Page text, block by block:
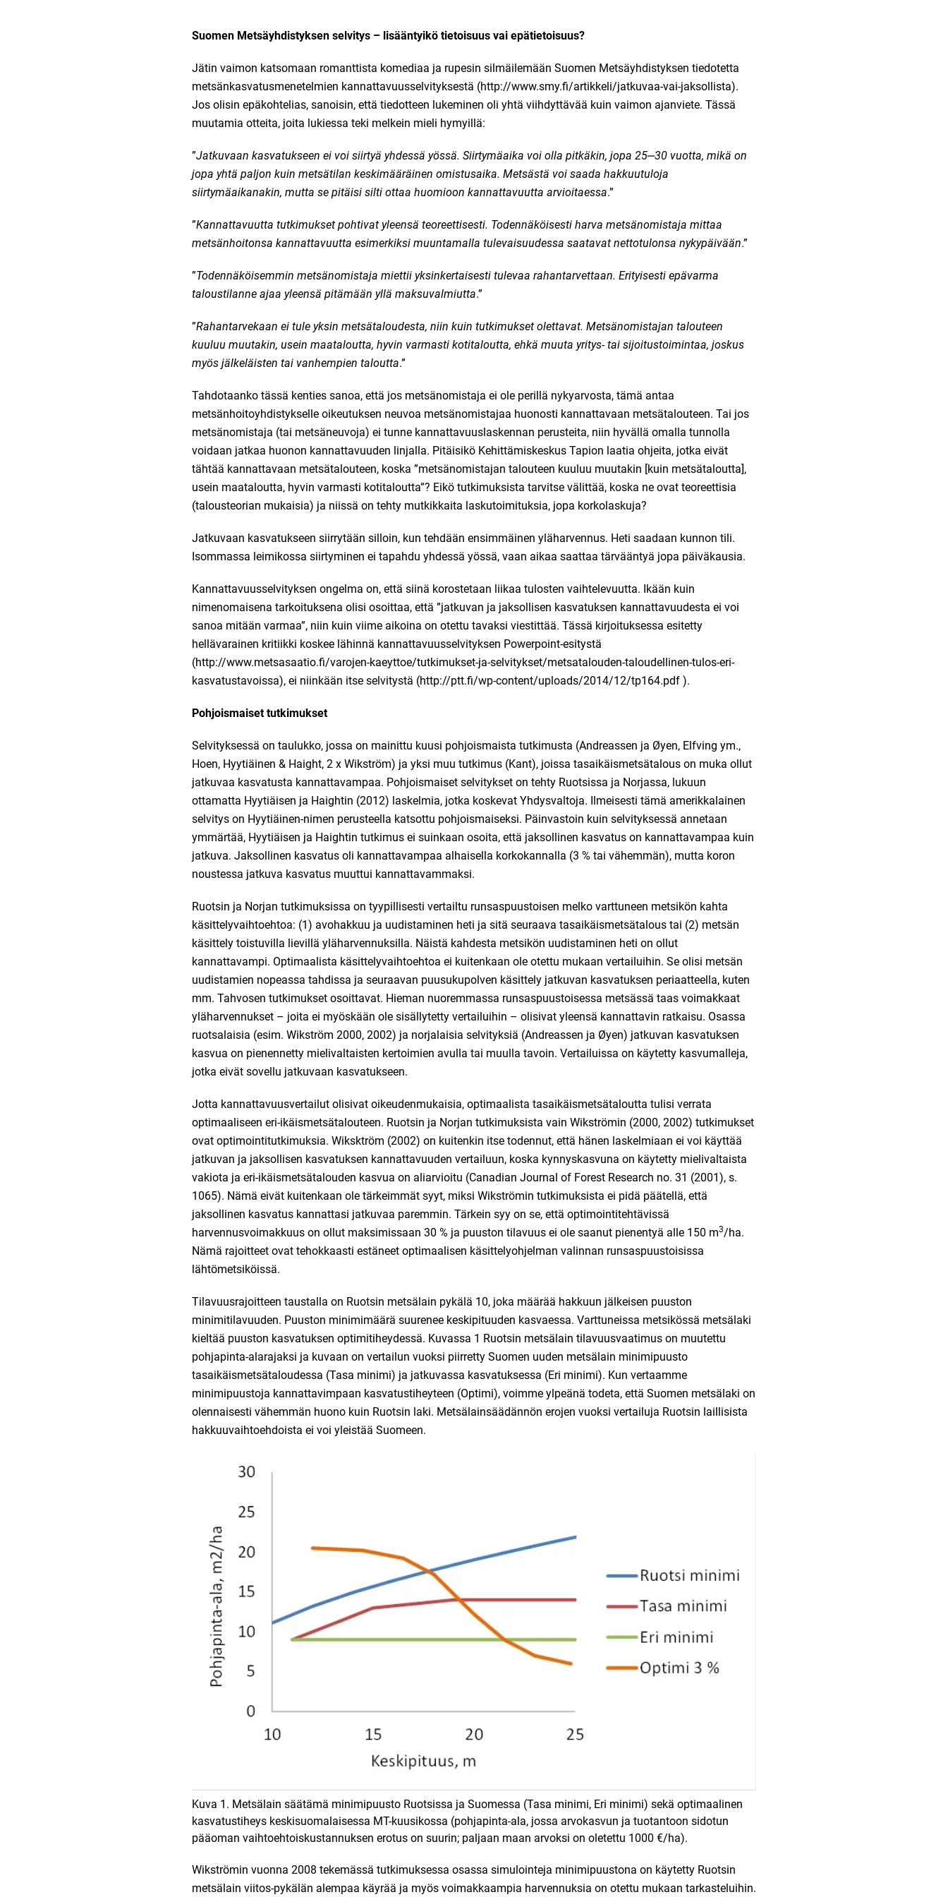
Suomen Metsäyhdistyksen selvitys – lisääntyikö tietoisuus vai epätietoisuus?
Jätin vaimon katsomaan romanttista komediaa ja rupesin silmäilemään Suomen Metsäyhdistyksen tiedotetta
metsänkasvatusmenetelmien kannattavuusselvityksestä (http://www.smy.fi/artikkeli/jatkuvaa-vai-jaksollista).
Jos olisin epäkohtelias, sanoisin, että tiedotteen lukeminen oli yhtä viihdyttävää kuin vaimon ajanviete. Tässä
muutamia otteita, joita lukiessa teki melkein mieli hymyillä:
”Jatkuvaan kasvatukseen ei voi siirtyä yhdessä yössä. Siirtymäaika voi olla pitkäkin, jopa 25‒30 vuotta, mikä on
jopa yhtä paljon kuin metsätilan keskimääräinen omistusaika. Metsästä voi saada hakkuutuloja
siirtymäaikanakin, mutta se pitäisi silti ottaa huomioon kannattavuutta arvioitaessa.”
”Kannattavuutta tutkimukset pohtivat yleensä teoreettisesti. Todennäköisesti harva metsänomistaja mittaa
metsänhoitonsa kannattavuutta esimerkiksi muuntamalla tulevaisuudessa saatavat nettotulonsa nykypäivään.”
”Todennäköisemmin metsänomistaja miettii yksinkertaisesti tulevaa rahantarvettaan. Erityisesti epävarma
taloustilanne ajaa yleensä pitämään yllä maksuvalmiutta.”
”Rahantarvekaan ei tule yksin metsätaloudesta, niin kuin tutkimukset olettavat. Metsänomistajan talouteen
kuuluu muutakin, usein maataloutta, hyvin varmasti kotitaloutta, ehkä muuta yritys- tai sijoitustoimintaa, joskus
myös jälkeläisten tai vanhempien taloutta.”
Tahdotaanko tässä kenties sanoa, että jos metsänomistaja ei ole perillä nykyarvosta, tämä antaa
metsänhoitoyhdistykselle oikeutuksen neuvoa metsänomistajaa huonosti kannattavaan metsätalouteen. Tai jos
metsänomistaja (tai metsäneuvoja) ei tunne kannattavuuslaskennan perusteita, niin hyvällä omalla tunnolla
voidaan jatkaa huonon kannattavuuden linjalla. Pitäisikö Kehittämiskeskus Tapion laatia ohjeita, jotka eivät
tähtää kannattavaan metsätalouteen, koska ”metsänomistajan talouteen kuuluu muutakin [kuin metsätaloutta],
usein maataloutta, hyvin varmasti kotitaloutta”? Eikö tutkimuksista tarvitse välittää, koska ne ovat teoreettisia
(talousteorian mukaisia) ja niissä on tehty mutkikkaita laskutoimituksia, jopa korkolaskuja?
Jatkuvaan kasvatukseen siirrytään silloin, kun tehdään ensimmäinen yläharvennus. Heti saadaan kunnon tili.
Isommassa leimikossa siirtyminen ei tapahdu yhdessä yössä, vaan aikaa saattaa tärvääntyä jopa päiväkausia.
Kannattavuusselvityksen ongelma on, että siinä korostetaan liikaa tulosten vaihtelevuutta. Ikään kuin
nimenomaisena tarkoituksena olisi osoittaa, että ”jatkuvan ja jaksollisen kasvatuksen kannattavuudesta ei voi
sanoa mitään varmaa”, niin kuin viime aikoina on otettu tavaksi viestittää. Tässä kirjoituksessa esitetty
hellävarainen kritiikki koskee lähinnä kannattavuusselvityksen Powerpoint-esitystä
(http://www.metsasaatio.fi/varojen-kaeyttoe/tutkimukset-ja-selvitykset/metsatalouden-taloudellinen-tulos-eri-
kasvatustavoissa), ei niinkään itse selvitystä (http://ptt.fi/wp-content/uploads/2014/12/tp164.pdf ).
Pohjoismaiset tutkimukset
Selvityksessä on taulukko, jossa on mainittu kuusi pohjoismaista tutkimusta (Andreassen ja Øyen, Elfving ym.,
Hoen, Hyytiäinen & Haight, 2 x Wikström) ja yksi muu tutkimus (Kant), joissa tasaikäismetsätalous on muka ollut
jatkuvaa kasvatusta kannattavampaa. Pohjoismaiset selvitykset on tehty Ruotsissa ja Norjassa, lukuun
ottamatta Hyytiäisen ja Haightin (2012) laskelmia, jotka koskevat Yhdysvaltoja. Ilmeisesti tämä amerikkalainen
selvitys on Hyytiäinen-nimen perusteella katsottu pohjoismaiseksi. Päinvastoin kuin selvityksessä annetaan
ymmärtää, Hyytiäisen ja Haightin tutkimus ei suinkaan osoita, että jaksollinen kasvatus on kannattavampaa kuin
jatkuva. Jaksollinen kasvatus oli kannattavampaa alhaisella korkokannalla (3 % tai vähemmän), mutta koron
noustessa jatkuva kasvatus muuttui kannattavammaksi.
Ruotsin ja Norjan tutkimuksissa on tyypillisesti vertailtu runsaspuustoisen melko varttuneen metsikön kahta
käsittelyvaihtoehtoa: (1) avohakkuu ja uudistaminen heti ja sitä seuraava tasaikäismetsätalous tai (2) metsän
käsittely toistuvilla lievillä yläharvennuksilla. Näistä kahdesta metsikön uudistaminen heti on ollut
kannattavampi. Optimaalista käsittelyvaihtoehtoa ei kuitenkaan ole otettu mukaan vertailuihin. Se olisi metsän
uudistamien nopeassa tahdissa ja seuraavan puusukupolven käsittely jatkuvan kasvatuksen periaatteella, kuten
mm. Tahvosen tutkimukset osoittavat. Hieman nuoremmassa runsaspuustoisessa metsässä taas voimakkaat
yläharvennukset – joita ei myöskään ole sisällytetty vertailuihin – olisivat yleensä kannattavin ratkaisu. Osassa
ruotsalaisia (esim. Wikström 2000, 2002) ja norjalaisia selvityksiä (Andreassen ja Øyen) jatkuvan kasvatuksen
kasvua on pienennetty mielivaltaisten kertoimien avulla tai muulla tavoin. Vertailuissa on käytetty kasvumalleja,
jotka eivät sovellu jatkuvaan kasvatukseen.
Jotta kannattavuusvertailut olisivat oikeudenmukaisia, optimaalista tasaikäismetsätaloutta tulisi verrata
optimaaliseen eri-ikäismetsätalouteen. Ruotsin ja Norjan tutkimuksista vain Wikströmin (2000, 2002) tutkimukset
ovat optimointitutkimuksia. Wiksktröm (2002) on kuitenkin itse todennut, että hänen laskelmiaan ei voi käyttää
jatkuvan ja jaksollisen kasvatuksen kannattavuuden vertailuun, koska kynnyskasvuna on käytetty mielivaltaista
vakiota ja eri-ikäismetsätalouden kasvua on aliarvioitu (Canadian Journal of Forest Research no. 31 (2001), s.
1065). Nämä eivät kuitenkaan ole tärkeimmät syyt, miksi Wikströmin tutkimuksista ei pidä päätellä, että
jaksollinen kasvatus kannattasi jatkuvaa paremmin. Tärkein syy on se, että optimointitehtävissä
harvennusvoimakkuus on ollut maksimissaan 30 % ja puuston tilavuus ei ole saanut pienentyä alle 150 m3/ha.
Nämä rajoitteet ovat tehokkaasti estäneet optimaalisen käsittelyohjelman valinnan runsaspuustoisissa
lähtömetsiköissä.
Tilavuusrajoitteen taustalla on Ruotsin metsälain pykälä 10, joka määrää hakkuun jälkeisen puuston
minimitilavuuden. Puuston minimimäärä suurenee keskipituuden kasvaessa. Varttuneissa metsikössä metsälaki
kieltää puuston kasvatuksen optimitiheydessä. Kuvassa 1 Ruotsin metsälain tilavuusvaatimus on muutettu
pohjapinta-alarajaksi ja kuvaan on vertailun vuoksi piirretty Suomen uuden metsälain minimipuusto
tasaikäismetsätaloudessa (Tasa minimi) ja jatkuvassa kasvatuksessa (Eri minimi). Kun vertaamme
minimipuustoja kannattavimpaan kasvatustiheyteen (Optimi), voimme ylpeänä todeta, että Suomen metsälaki on
olennaisesti vähemmän huono kuin Ruotsin laki. Metsälainsäädännön erojen vuoksi vertailuja Ruotsin laillisista
hakkuuvaihtoehdoista ei voi yleistää Suomeen.
Kuva 1. Metsälain säätämä minimipuusto Ruotsissa ja Suomessa (Tasa minimi, Eri minimi) sekä optimaalinen
kasvatustiheys keskisuomalaisessa MT-kuusikossa (pohjapinta-ala, jossa arvokasvun ja tuotantoon sidotun
pääoman vaihtoehtoiskustannuksen erotus on suurin; paljaan maan arvoksi on oletettu 1000 €/ha).
Wikströmin vuonna 2008 tekemässä tutkimuksessa osassa simulointeja minimipuustona on käytetty Ruotsin
metsälain viitos-pykälän alempaa käyrää ja myös voimakkaampia harvennuksia on otettu mukaan tarkasteluihin.